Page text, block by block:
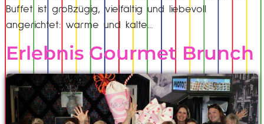
Buffet ist großzügig, vielfältig und liebevoll
angerichtet: warme und kalte…
Erlebnis Gourmet Brunch